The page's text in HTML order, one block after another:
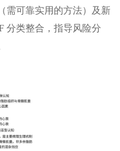
需可靠实用的方法）及新
分类整合，指导风险分